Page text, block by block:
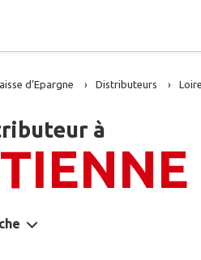
d’Epargne Distributeurs Loire
à